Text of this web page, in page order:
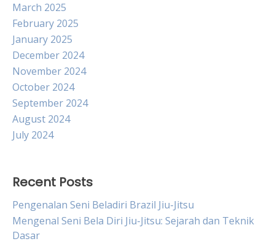
March 2025
February 2025
January 2025
December 2024
November 2024
October 2024
September 2024
August 2024
July 2024
Recent Posts
Pengenalan Seni Beladiri Brazil Jiu-Jitsu
Mengenal Seni Bela Diri Jiu-Jitsu: Sejarah dan Teknik
Dasar